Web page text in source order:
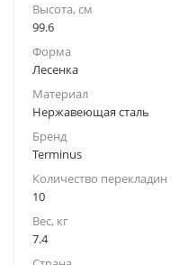
Высота, см
99.6
Форма
Лесенка
Материал
Нержавеющая сталь
Бренд
Terminus
Количество перекладин
10
Вес, кг
7.4